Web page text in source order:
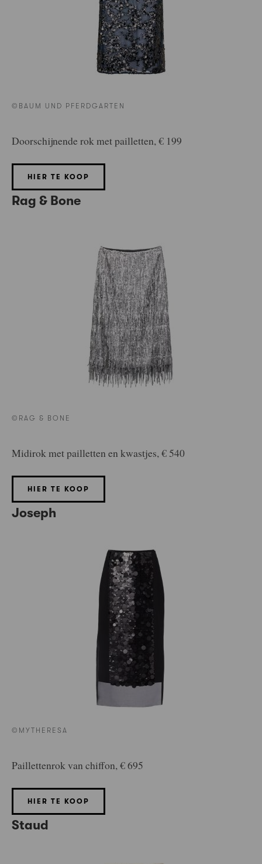
©BAUM UND PFERDGARTEN
Doorschijnende rok met pailletten, € 199
HIER TE KOOP
Rag & Bone
©RAG & BONE
Midirok met pailletten en kwastjes, € 540
HIER TE KOOP
Joseph
©MYTHERESA
Paillettenrok van chiffon, € 695
HIER TE KOOP
Staud